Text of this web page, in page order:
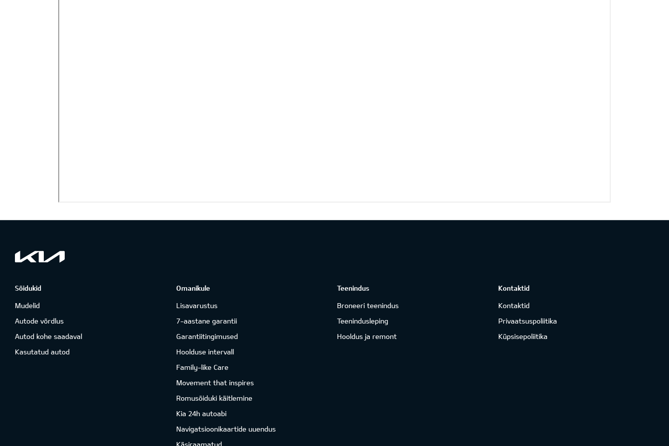
Sõidukid
Mudelid
Autode võrdlus
Autod kohe saadaval
Kasutatud autod
Omanikule
Lisavarustus
7-aastane garantii
Garantiitingimused
Hoolduse intervall
Family-like Care
Movement that inspires
Romusõiduki käitlemine
Kia 24h autoabi
Navigatsioonikaartide uuendus
Käsiraamatud
Teenindus
Broneeri teenindus
Teenindusleping
Hooldus ja remont
Kontaktid
Kontaktid
Privaatsuspoliitika
Küpsisepoliitika